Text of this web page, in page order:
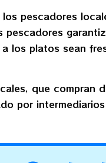
pescadores
los platos sean
que compran
por